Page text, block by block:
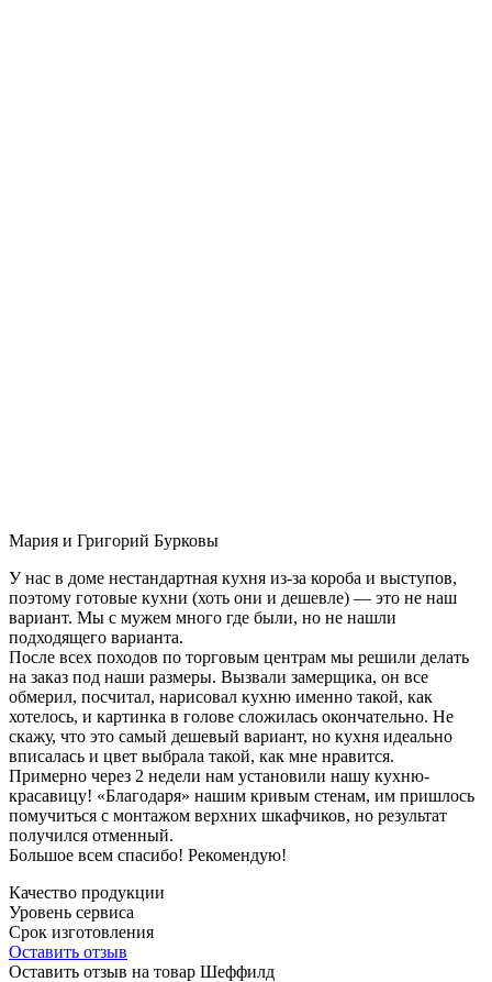
Мария и Григорий Бурковы
У нас в доме нестандартная кухня из-за короба и выступов,
поэтому готовые кухни (хоть они и дешевле) — это не наш
вариант. Мы с мужем много где были, но не нашли
подходящего варианта.
После всех походов по торговым центрам мы решили делать
на заказ под наши размеры. Вызвали замерщика, он все
обмерил, посчитал, нарисовал кухню именно такой, как
хотелось, и картинка в голове сложилась окончательно. Не
скажу, что это самый дешевый вариант, но кухня идеально
вписалась и цвет выбрала такой, как мне нравится.
Примерно через 2 недели нам установили нашу кухню-
красавицу! «Благодаря» нашим кривым стенам, им пришлось
помучиться с монтажом верхних шкафчиков, но результат
получился отменный.
Большое всем спасибо! Рекомендую!
Качество продукции
Уровень сервиса
Срок изготовления
Оставить отзыв
Оставить отзыв на товар Шеффилд